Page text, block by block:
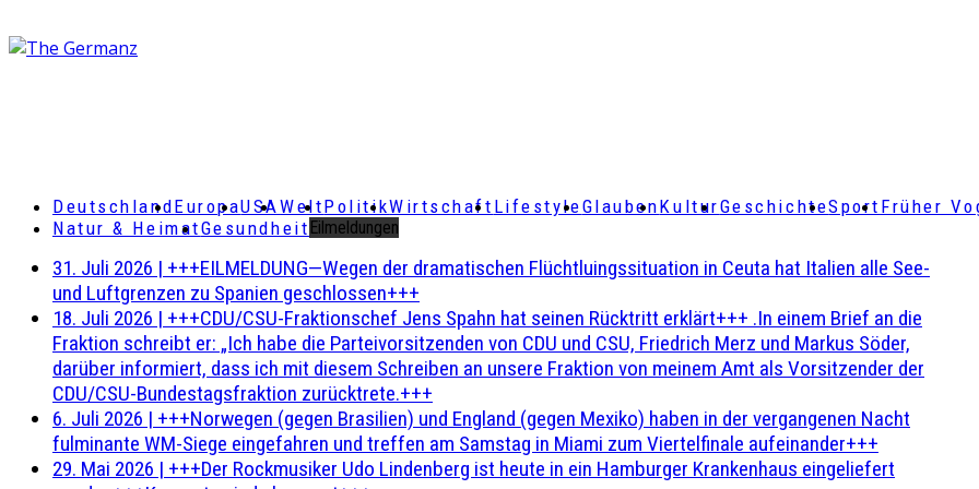
DeutschlandEuropaUSAWeltPolitikWirtschaft LifestyleGlaubenKulturGeschichteSport Früher
Natur & HeimatGesundheit Eilmeldungen
31. Juli 2026 | +++EILMELDUNG—Wegen der dramatischen Flüchtluingssituation in Ceuta hat Italien alle See-
und Luftgrenzen zu Spanien geschlossen+++
18. Juli 2026 | +++CDU/CSU-Fraktionschef Jens Spahn hat seinen Rücktritt erklärt+++ .In einem Brief an die
Fraktion schreibt er: „Ich habe die Parteivorsitzenden von CDU und CSU, Friedrich Merz und Markus Söder,
darüber informiert, dass ich mit diesem Schreiben an unsere Fraktion von meinem Amt als Vorsitzender der
CDU/CSU-Bundestagsfraktion zurücktrete.+++
6. Juli 2026 | +++Norwegen (gegen Brasilien) und England (gegen Mexiko) haben in der vergangenen Nacht
fulminante WM-Siege eingefahren und treffen am Samstag in Miami zum Viertelfinale aufeinander+++
29. Mai 2026 | +++Der Rockmusiker Udo Lindenberg ist heute in ein Hamburger Krankenhaus eingeliefert